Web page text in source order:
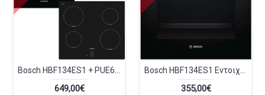
Bosch HBF134ES1 + PUE611BB5E Επαγωγικό Σετ Εντοιχισμού
649,00€
Bosch HBF134ES1 Εντοιχιζόμενος Φούρνος
355,00€